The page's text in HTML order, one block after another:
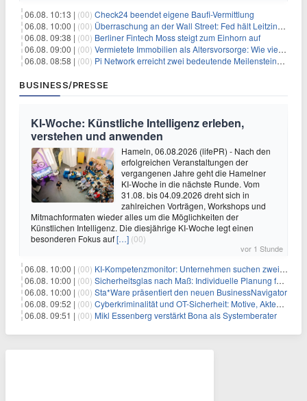
06.08. 10:13 | (00) Check24 beendet eigene Baufi-Vermittlung
06.08. 10:00 | (00) Überraschung an der Wall Street: Fed hält Leitzins fest – aber Warsh sendet klares Signal
06.08. 09:38 | (00) Berliner Fintech Moss steigt zum Einhorn auf
06.08. 09:00 | (00) Vermietete Immobilien als Altersvorsorge: Wie viel Rendite Vermieter wirklich verdienen
06.08. 08:58 | (00) Pi Network erreicht zwei bedeutende Meilensteine in einer Rallye
BUSINESS/PRESSE
KI-Woche: Künstliche Intelligenz erleben,
verstehen und anwenden
Hameln, 06.08.2026 (lifePR) - Nach den
erfolgreichen Veranstaltungen der
vergangenen Jahre geht die Hamelner
KI-Woche in die nächste Runde. Vom
31.08. bis 04.09.2026 dreht sich in
zahlreichen Vorträgen, Workshops und
Mitmachformaten wieder alles um die Möglichkeiten der
Künstlichen Intelligenz. Die diesjährige KI-Woche legt einen
besonderen Fokus auf[…] (00)
vor 1 Stunde
06.08. 10:00 | (00) KI-Kompetenzmonitor: Unternehmen suchen zwei Drittel mehr KI-Experten
06.08. 10:00 | (00) Sicherheitsglas nach Maß: Individuelle Planung für anspruchsvolle Sicherheitsanforderungen
06.08. 10:00 | (00) Sta*Ware präsentiert den neuen BusinessNavigator
06.08. 09:52 | (00) Cyberkriminalität und OT-Sicherheit: Motive, Akteure und Risiken
06.08. 09:51 | (00) Mikl Essenberg verstärkt Bona als Systemberater